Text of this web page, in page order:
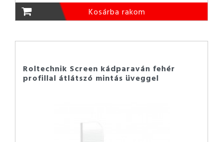
Kosárba rakom
Roltechnik Screen kádparaván fehér
profillal átlátszó mintás üveggel